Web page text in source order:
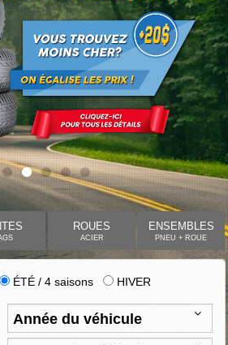
ROUES
ACIER
ENSEMBLES
PNEU + ROUE
ÉTÉ / 4 saisons HIVER